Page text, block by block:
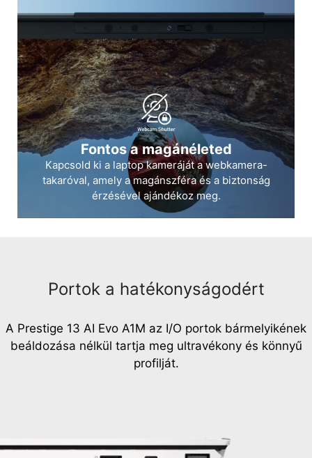
Fontos a magánéleted
Kapcsold ki a laptop kameráját a webkamera-
takaróval, amely a magánszféra és a biztonság
érzésével ajándékoz meg.
Portok a hatékonyságodért
A Prestige 13 AI Evo A1M az I/O portok bármelyikének
beáldozása nélkül tartja meg ultravékony és könnyű
profilját.